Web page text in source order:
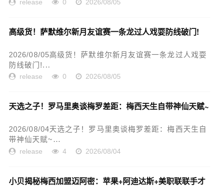
release 0 2026/08/05
高级货！萨默维尔新月友谊赛一条龙过人戏耍防线破门!
2026/08/05高级货！萨默维尔新月友谊赛一条龙过人戏耍
防线破门!...
release 0 2026/08/05
天选之子！罗马里奥谈梅罗差距：梅西天生自带神仙天赋~
2026/08/04天选之子！罗马里奥谈梅罗差距：梅西天生自
带神仙天赋~...
release 4 2026/08/04
小贝揭秘梅西加盟迈阿密：苹果+阿迪达斯+美职联联手才